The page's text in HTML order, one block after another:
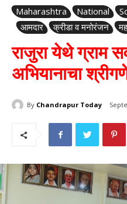
Maharashtra National
आमदार
क्रीडा व मनोरंजन
राजुरा येथे ग्राम
अभियानाचा
By Chandrapur Today